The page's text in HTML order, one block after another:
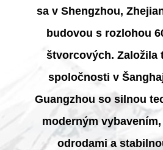
sa v Shengzhou,
budovou s rozlohou
štvorcových. Založila
spoločnosti v
Guangzhou so silnou
moderným
odrodami a